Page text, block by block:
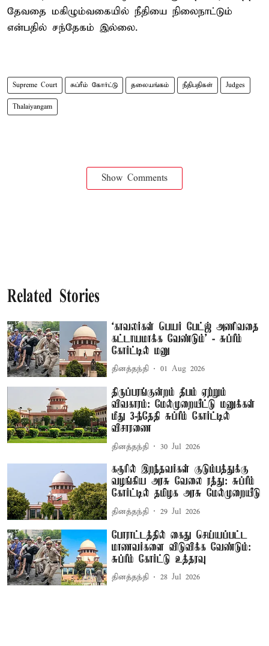
தேவதை மகிழும்வகையில் நீதியை நிலைநாட்டும்
என்பதில் சந்தேகம் இல்லை.
Supreme Court சுப்ரீம் கோர்ட்டு தலையங்கம் நீதிபதிகள் Judges
Thalaiyangam
Show Comments
Related Stories
‘காவலர்கள் பெயர் பேட்ஜ் அணிவதை
கட்டாயமாக்க வேண்டும்’ - சுப்ரீம்
கோர்ட்டில் மனு
தினத்தந்தி 01 Aug 2026
திருப்பரங்குன்றம் தீபம் ஏற்றும்
விவகாரம்: மேல்முறையீட்டு மனுக்கள்
மீது 3-ந்தேதி சுப்ரீம் கோர்ட்டில்
விசாரணை
தினத்தந்தி 30 Jul 2026
கரூரில் இறந்தவர்கள் குடும்பத்துக்கு
வழங்கிய அரசு வேலை ரத்து: சுப்ரீம்
கோர்ட்டில் தமிழக அரசு மேல்முறையீடு
தினத்தந்தி 29 Jul 2026
போராட்டத்தில் கைது செய்யப்பட்ட
மாணவர்களை விடுவிக்க வேண்டும்:
சுப்ரீம் கோர்ட்டு உத்தரவு
தினத்தந்தி 28 Jul 2026